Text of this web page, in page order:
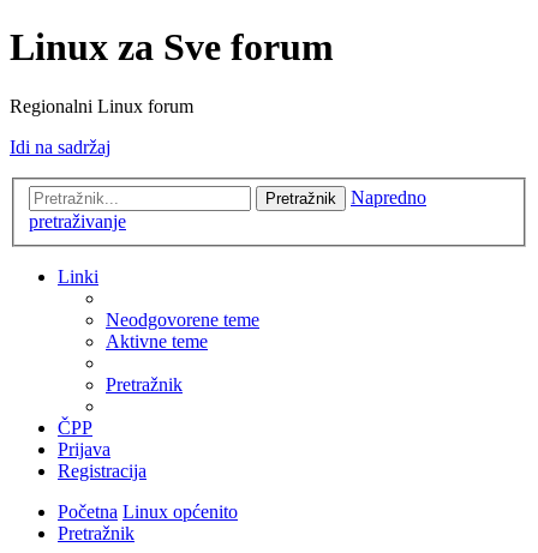
Linux za Sve forum
Regionalni Linux forum
Idi na sadržaj
Pretražnik
Napredno
pretraživanje
Linki
Neodgovorene teme
Aktivne teme
Pretražnik
ČPP
Prijava
Registracija
Početna Linux općenito
Pretražnik